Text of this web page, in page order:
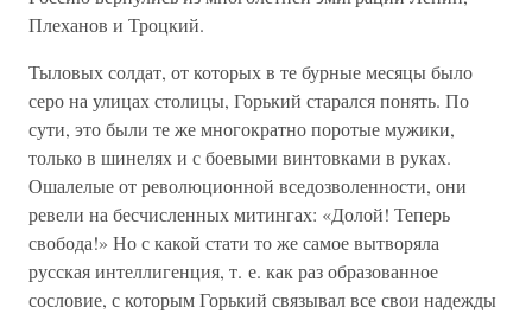
Плеханов и Троцкий.
Тыловых солдат, от которых в те бурные месяцы было
серо на улицах столицы, Горький старался понять. По
сути, это были те же многократно поротые мужики,
только в шинелях и с боевыми винтовками в руках.
Ошалелые от революционной вседозволенности, они
ревели на бесчисленных митингах: «Долой! Теперь
свобода!» Но с какой стати то же самое вытворяла
русская интеллигенция, т. е. как раз образованное
сословие, с которым Горький связывал все свои надежды